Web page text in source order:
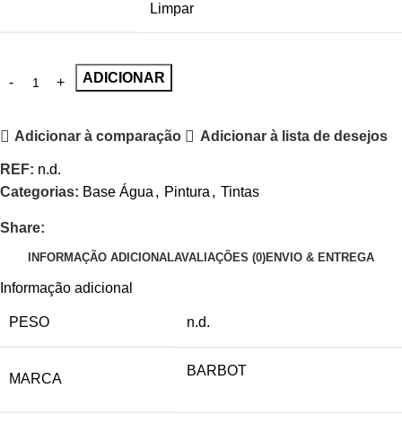
Limpar
ADICIONAR
Adicionar à comparação Adicionar à lista de desejos
REF: n.d.
Categorias: Base Água , Pintura , Tintas
Share:
INFORMAÇÃO ADICIONALAVALIAÇÕES (0)ENVIO & ENTREGA
Informação adicional
PESO n.d.
MARCA
BARBOT